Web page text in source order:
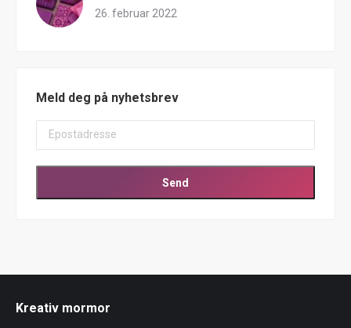
26. februar 2022
Meld deg på nyhetsbrev
Kreativ mormor